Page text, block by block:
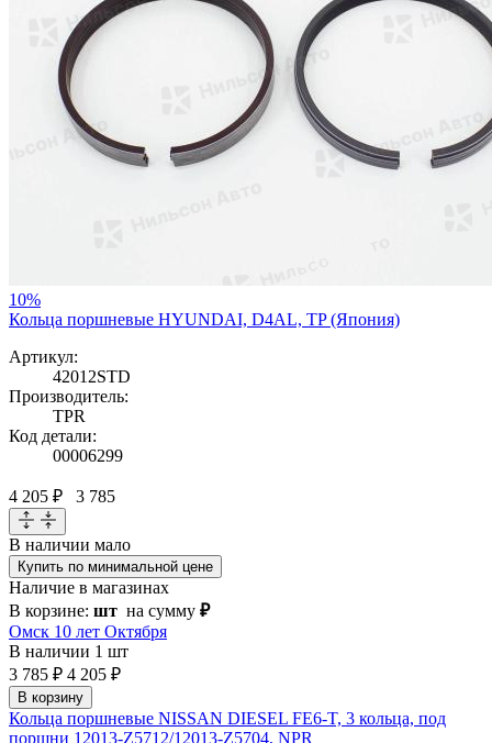
10%
Кольца поршневые HYUNDAI, D4AL, TP (Япония)
Артикул:
42012STD
Производитель:
TPR
Код детали:
00006299
4 205 ₽ 3 785
В наличии мало
Купить по минимальной цене
Наличие в магазинах
В корзине: шт на сумму ₽
Омск 10 лет Октября
В наличии 1 шт
3 785 ₽ 4 205 ₽
В корзину
Кольца поршневые NISSAN DIESEL FE6-T, 3 кольца, под
поршни 12013-Z5712/12013-Z5704, NPR